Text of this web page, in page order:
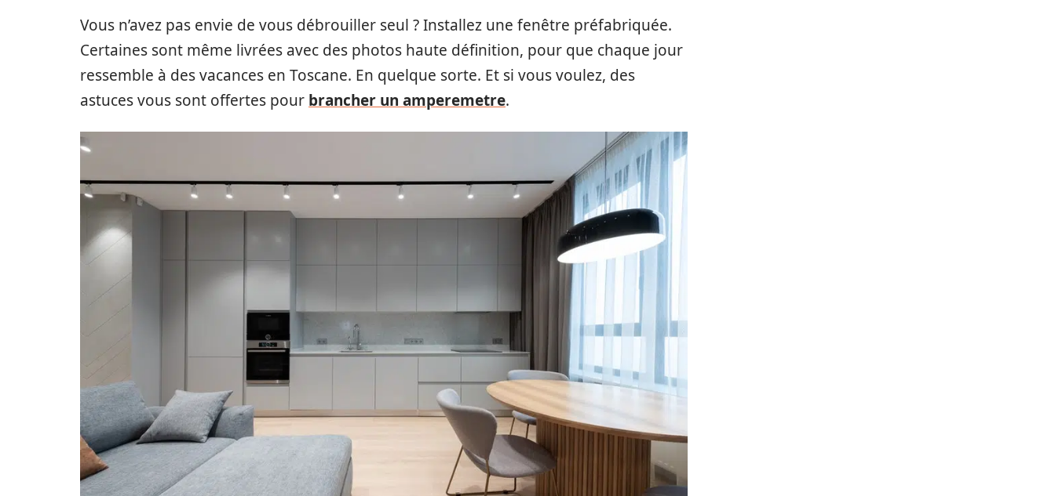
Vous n’avez pas envie de vous débrouiller seul ? Installez une fenêtre préfabriquée.
Certaines sont même livrées avec des photos haute définition, pour que chaque jour
ressemble à des vacances en Toscane. En quelque sorte. Et si vous voulez, des
astuces vous sont offertes pour brancher un amperemetre.